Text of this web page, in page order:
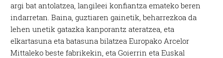
argi bat antolatzea, langileei konfiantza emateko beren
indarretan. Baina, guztiaren gainetik, beharrezkoa da
lehen unetik gatazka kanporantz ateratzea, eta
elkartasuna eta batasuna bilatzea Europako Arcelor
Mittaleko beste fabrikekin, eta Goierrin eta Euskal